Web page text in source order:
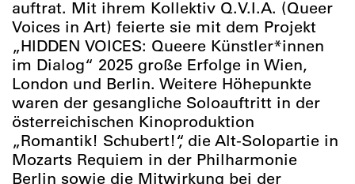
auftrat. Mit ihrem Kollektiv Q.V.I.A. (Queer
Voices in Art) feierte sie mit dem Projekt
„HIDDEN VOICES: Queere Künstler*innen
im Dialog“ 2025 große Erfolge in Wien,
London und Berlin. Weitere Höhepunkte
waren der gesangliche Soloauftritt in der
österreichischen Kinoproduktion
„Romantik! Schubert!“, die Alt-Solopartie in
Mozarts Requiem in der Philharmonie
Berlin sowie die Mitwirkung bei der